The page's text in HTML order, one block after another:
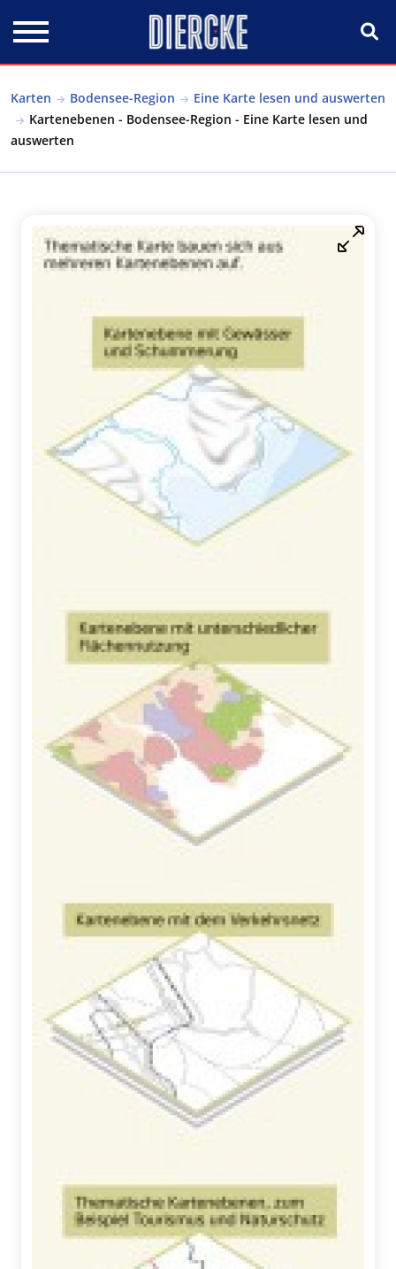
Karten Bodensee-Region
Eine Karte lesen und auswerten
Kartenebenen - Bodensee-Region - Eine Karte lesen und
auswerten